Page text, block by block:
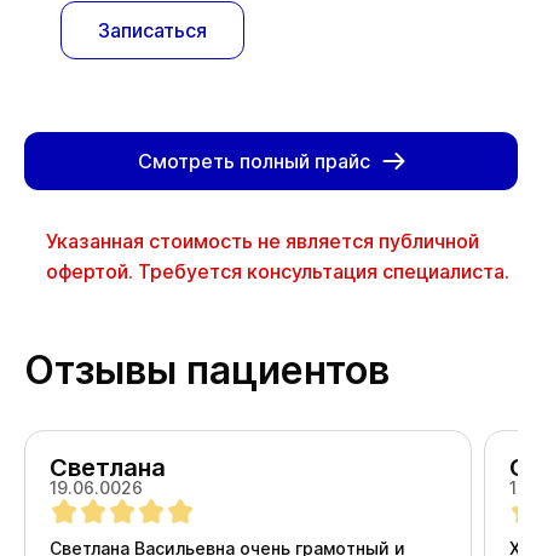
Записаться
Смотреть полный прайс
Указанная стоимость не является публичной
офертой. Требуется консультация специалиста.
Отзывы пациентов
Светлана
19.06.0026
Светлана Васильевна очень грамотный и